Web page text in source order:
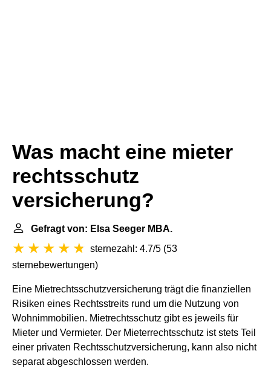
Was macht eine mieter
rechtsschutz
versicherung?
Gefragt von: Elsa Seeger MBA.
sternezahl: 4.7/5 (53
sternebewertungen)
Eine Mietrechtsschutzversicherung trägt die finanziellen
Risiken eines Rechtsstreits rund um die Nutzung von
Wohnimmobilien. Mietrechtsschutz gibt es jeweils für
Mieter und Vermieter. Der Mieterrechtsschutz ist stets Teil
einer privaten Rechtsschutzversicherung, kann also nicht
separat abgeschlossen werden.